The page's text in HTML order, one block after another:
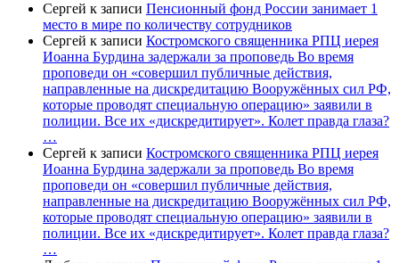
Сергей к записи Пенсионный фонд России занимает 1
место в мире по количеству сотрудников
Сергей к записи Костромского священника РПЦ иерея
Иоанна Бурдина задержали за проповедь Во время
проповеди он «совершил публичные действия,
направленные на дискредитацию Вооружённых сил РФ,
которые проводят специальную операцию» заявили в
полиции. Все их «дискредитирует». Колет правда глаза?
…
Сергей к записи Костромского священника РПЦ иерея
Иоанна Бурдина задержали за проповедь Во время
проповеди он «совершил публичные действия,
направленные на дискредитацию Вооружённых сил РФ,
которые проводят специальную операцию» заявили в
полиции. Все их «дискредитирует». Колет правда глаза?
…